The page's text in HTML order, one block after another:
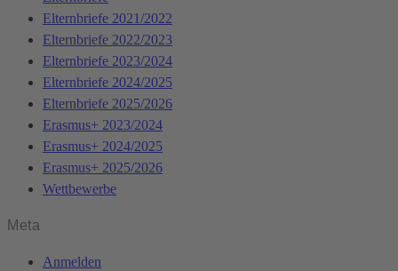
Elternbriefe 2021/2022
Elternbriefe 2022/2023
Elternbriefe 2023/2024
Elternbriefe 2024/2025
Elternbriefe 2025/2026
Erasmus+ 2023/2024
Erasmus+ 2024/2025
Erasmus+ 2025/2026
Wettbewerbe
Meta
Anmelden